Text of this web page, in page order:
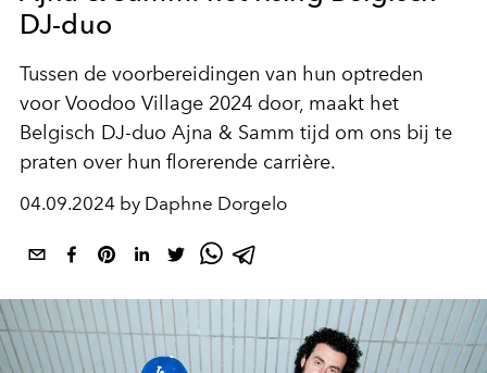
DJ-duo
Tussen de voorbereidingen van hun optreden
voor Voodoo Village 2024 door, maakt het
Belgisch DJ-duo Ajna & Samm tijd om ons bij te
praten over hun florerende carrière.
04.09.2024 by Daphne Dorgelo